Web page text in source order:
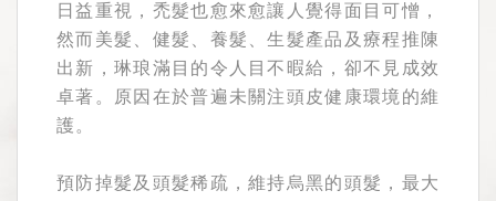
日益重視，禿髮也愈來愈讓人覺得面目可憎，
然而美髮、健髮、養髮、生髮產品及療程推陳
出新，琳琅滿目的令人目不暇給，卻不見成效
卓著。原因在於普遍未關注頭皮健康環境的維
護。
預防掉髮及頭髮稀疏，維持烏黑的頭髮，最大